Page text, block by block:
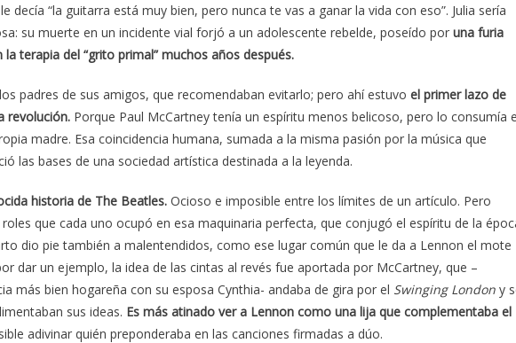
decía “la guitarra está muy bien, pero nunca te vas a ganar la vida con eso”. Julia sería
su muerte en un incidente vial forjó a un adolescente rebelde, poseído por una furia
terapia del “grito primal” muchos años después.
padres de sus amigos, que recomendaban evitarlo; pero ahí estuvo el primer lazo de
revolución. Porque Paul McCartney tenía un espíritu menos belicoso, pero lo consumía
madre. Esa coincidencia humana, sumada a la misma pasión por la música que
las bases de una sociedad artística destinada a la leyenda.
historia de The Beatles. Ocioso e imposible entre los límites de un artículo. Pero
que cada uno ocupó en esa maquinaria perfecta, que conjugó el espíritu de la
dio pie también a malentendidos, como ese lugar común que le da a Lennon el mote
dar un ejemplo, la idea de las cintas al revés fue aportada por McCartney, que –
más bien hogareña con su esposa Cynthia- andaba de gira por el Swinging London y
sus ideas. Es más atinado ver a Lennon como una lija que complementaba el
adivinar quién preponderaba en las canciones firmadas a dúo.